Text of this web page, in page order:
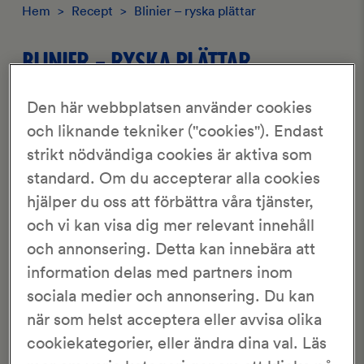
Hem > Recept > Blinier – ryska plättar
BLINIER – RYSKA PLÄTTAR
Marie Skogström
15-16st
30 min
1 tim 40 min
Blinier (ryska plättar) passar som ett gott kvällsmål, en
starter eller på buffébordet. Till skillnad från svenska
pannkakoroch plättar innehåller blinier jästoch
bovetemjöl
. Det ger ”plättarna” en svagt syrlig
smak, som passar förträffligt tillsammans med både salta
tillbehör, så som lax, sill, stenbitsrom eller löjrom. Men
även tillsammans med söta tillbehör, så som grädde och
3.31/5
Den här webbplatsen använder cookies
och liknande tekniker ("cookies"). Endast
strikt nödvändiga cookies är aktiva som
standard. Om du accepterar alla cookies
hjälper du oss att förbättra våra tjänster,
och vi kan visa dig mer relevant innehåll
och annonsering. Detta kan innebära att
information delas med partners inom
sociala medier och annonsering. Du kan
när som helst acceptera eller avvisa olika
cookiekategorier, eller ändra dina val. Läs